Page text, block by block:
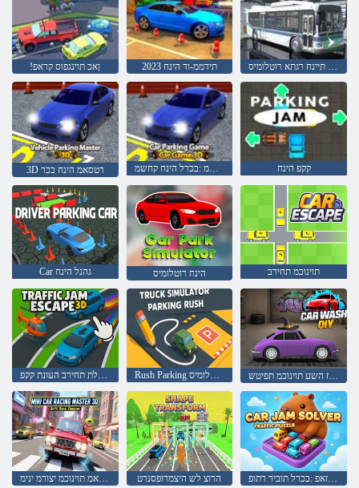
!ןאכ תוינגפוס קראפ 2023 תידממ-וד הינח דמימ תלת ינוריע סובוטוא תיינח רגתא רוטלומיס
3D רטסאמ הינח בכר דמימ תלת בכר קחשמ :בכרל הינח קחשמ קקפ הינח
Сar גהנל הינח הינח רוטלומיס תוינוכמ תחירב
דמימ תלת תחירב העונת קקפ Rush Parking תיאשמ רוטלומיס ךמצעב תאז השע תוינוכמ תפיטש
דמימ תלת רטסאמ תוינוכמ יצורמ ינימ הרוצ לש היצמרופסנרט העונת לזאפ :בכרל תוביר רתופ